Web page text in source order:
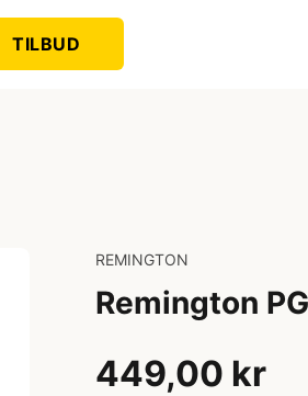
TILBUD
REMINGTON
Remington
449,00 kr